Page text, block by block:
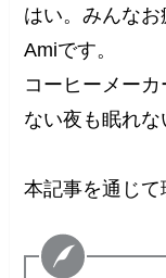
はい。みんなお
Amiです。
コーヒーメー
ない夜も眠れな
本記事を通じて